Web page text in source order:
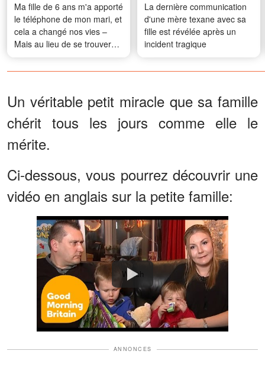
Ma fille de 6 ans m'a apporté
le téléphone de mon mari, et
cela a changé nos vies –
Mais au lieu de se trouver
des excuses, il a sorti un
énorme carton et m'a dit : «
connaître la vérité, regarde
bien. »
La dernière communication
d'une mère texane avec sa
fille est révélée après un
incident tragique
Un véritable petit miracle que sa famille
chérit tous les jours comme elle le
mérite.
Ci-dessous, vous pourrez découvrir une
vidéo en anglais sur la petite famille:
Watch
ANNONCES